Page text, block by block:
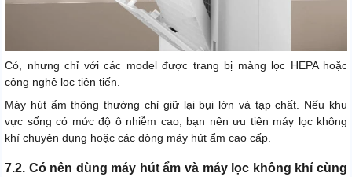
Có, nhưng chỉ với các model được trang bị màng lọc HEPA hoặc
công nghệ lọc tiên tiến.
Máy hút ẩm thông thường chỉ giữ lại bụi lớn và tạp chất. Nếu khu
vực sống có mức độ ô nhiễm cao, bạn nên ưu tiên máy lọc không
khí chuyên dụng hoặc các dòng máy hút ẩm cao cấp.
7.2. Có nên dùng máy hút ẩm và máy lọc không khí cùng